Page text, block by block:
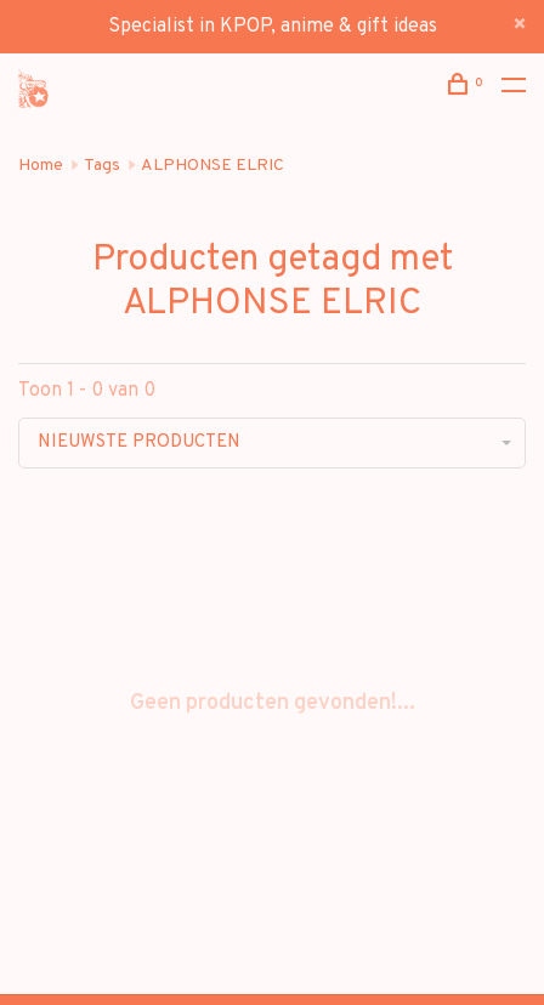
Specialist in KPOP, anime & gift ideas
0
Home Tags ALPHONSE ELRIC
Producten getagd met
ALPHONSE ELRIC
Toon 1 - 0 van 0
NIEUWSTE PRODUCTEN
Geen producten gevonden!...